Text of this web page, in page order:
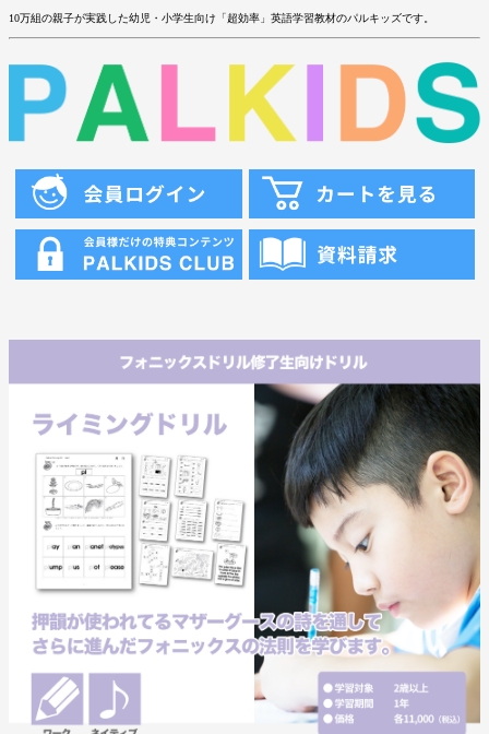
10万組の親子が実践した幼児・小学生向け「超効率」英語学習教材のパルキッズです。